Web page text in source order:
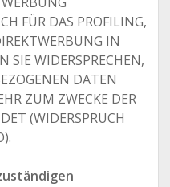
FÜR DAS PROFILING,
IN
SIE WIDERSPRECHEN,
DATEN
ZUM ZWECKE DER
(WIDERSPRUCH